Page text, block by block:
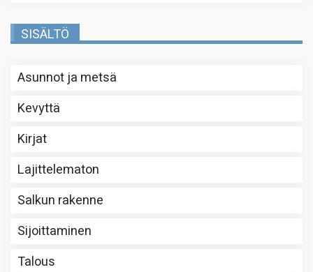
SISÄLTÖ
Asunnot ja metsä
Kevyttä
Kirjat
Lajittelematon
Salkun rakenne
Sijoittaminen
Talous